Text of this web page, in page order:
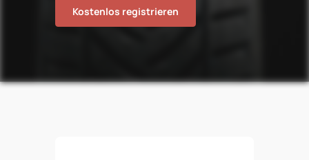
Kostenlos registrieren